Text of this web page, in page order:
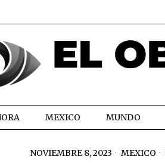
MEXICO MUNDO
NOVIEMBRE 8, 2023 MEXICO